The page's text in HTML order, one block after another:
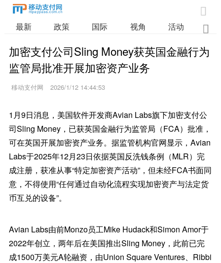

最新 政策 国际 视角 活动 业

加密支付公司Sling Money获英国金融行为
监管局批准开展加密资产业务
移动支付网 2026/1/12 14:44:53
1月9日消息，美国软件开发商Avian Labs旗下加密支付公
司Sling Money，已获英国金融行为监管局（FCA）批准，
可在英国开展加密资产业务。据监管机构官网显示，Avian
Labs于2025年12月23日依据英国反洗钱条例（MLR）完
成注册，获准从事“特定加密资产活动”，但未经FCA书面同
意，不得使用“任何通过自动化流程实现加密资产与法定货
币互兑的设备”。
Avian Labs由前Monzo员工Mike Hudack和Simon Amor于
2022年创立，两年后在美国推出Sling Money，此前已完
成1500万美元A轮融资，由Union Square Ventures、Ribbi